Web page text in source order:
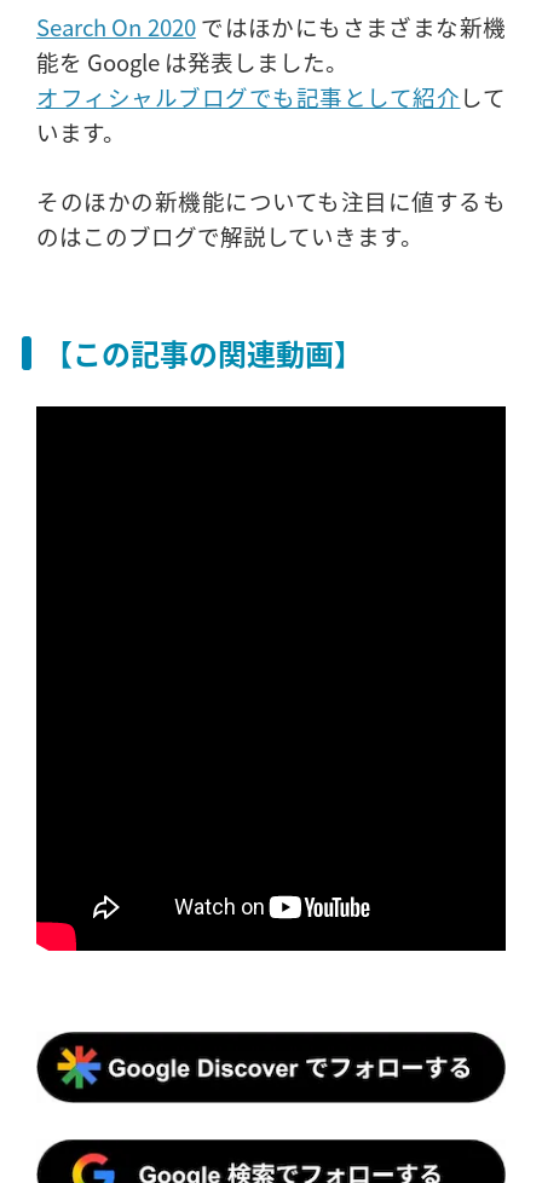
Search On 2020ではほかにもさまざまな新機
能を Google は発表しました。
オフィシャルブログでも記事として紹介して
います。
そのほかの新機能についても注目に値するも
のはこのブログで解説していきます。
【この記事の関連動画】